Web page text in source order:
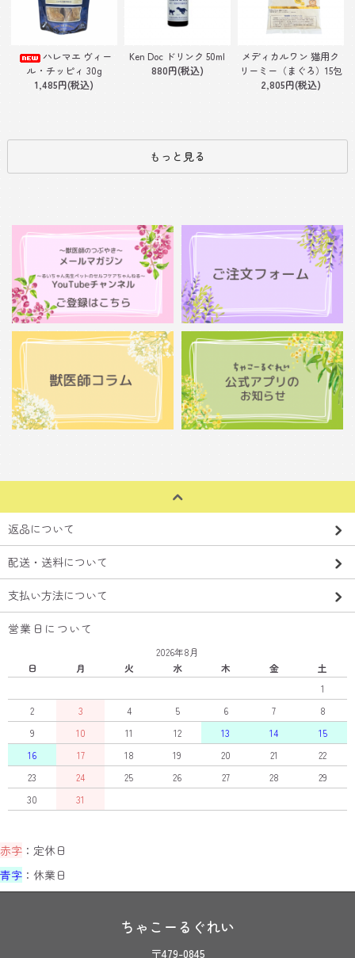
ハレマエ ヴィー
ル・チッピィ 30g
1,485円(税込)
Ken Doc ドリンク 50ml
880円(税込)
メディカルワン 猫用ク
リーミー（まぐろ）15包
2,805円(税込)
もっと見る
返品について
配送・送料について
支払い方法について
営業日について
2026年8月
日
月 火 水 木 金
土
1
2
3 4 5 6 7
8
9
10 11 12 13 14
15
16
17 18 19 20 21
22
23
24 25 26 27 28
29
30
31
赤字 ：定休日
青字 ：休業日
ちゃこーるぐれい
〒479-0845